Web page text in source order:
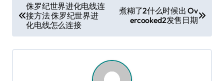
章
导
航
侏罗纪世界进化电线连
接方法 侏罗纪世界进
化电线怎么连接
煮糊了2什么时候出 Ov
ercooked2发售日期